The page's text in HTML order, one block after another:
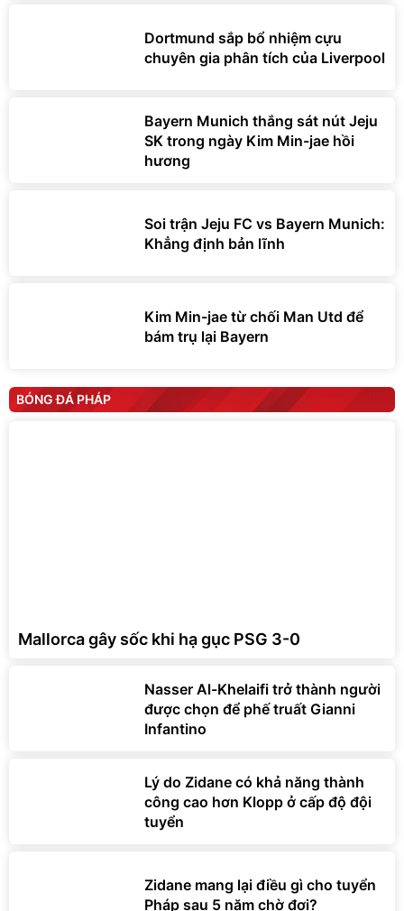
Dortmund sắp bổ nhiệm cựu
chuyên gia phân tích của Liverpool
Bayern Munich thắng sát nút Jeju
SK trong ngày Kim Min-jae hồi
hương
Soi trận Jeju FC vs Bayern Munich:
Khẳng định bản lĩnh
Kim Min-jae từ chối Man Utd để
bám trụ lại Bayern
BÓNG ĐÁ PHÁP
Mallorca gây sốc khi hạ gục PSG 3-0
Nasser Al-Khelaifi trở thành người
được chọn để phế truất Gianni
Infantino
Lý do Zidane có khả năng thành
công cao hơn Klopp ở cấp độ đội
tuyển
Zidane mang lại điều gì cho tuyển
Pháp sau 5 năm chờ đợi?